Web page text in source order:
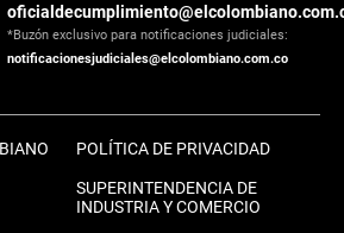
*Buzón exclusivo para notificaciones judiciales:
notificacionesjudiciales@elcolombiano.com.co
POLÍTICA DE PRIVACIDAD
SUPERINTENDENCIA DE
INDUSTRIA Y COMERCIO